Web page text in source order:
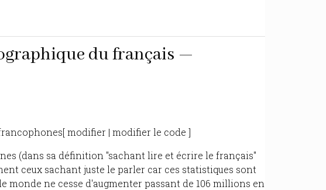
du français —
modifier | modifier le code ]
(dans sa définition "sachant lire et écrire le français"
ceux sachant juste le parler car ces statistiques sont
monde ne cesse d'augmenter passant de 106 millions en